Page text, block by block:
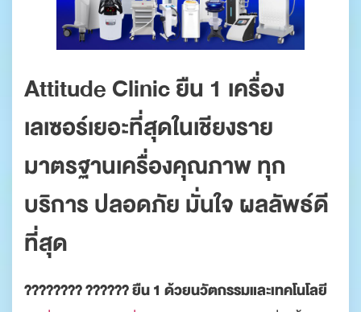
Attitude Clinic ยืน 1 เครื่อง
เลเซอร์เยอะที่สุดในเชียงราย
มาตรฐานเครื่องคุณภาพ ทุก
บริการ ปลอดภัย มั่นใจ ผลลัพธ์ดี
ที่สุด
???????? ?????? ยืน 1 ด้วยนวัตกรรมและเทคโนโลยี